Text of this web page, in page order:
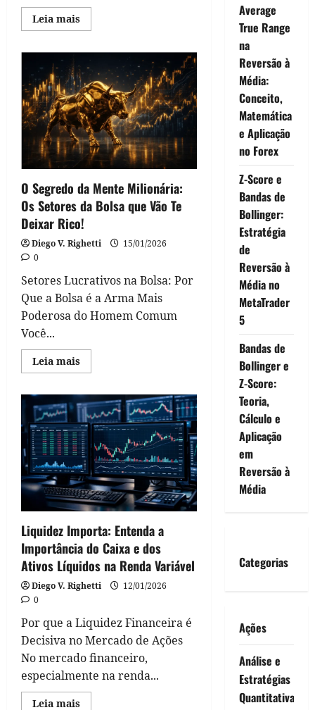
Leia maisRead
more
ao
Mercado
de
Ações:
primeiros
passos
para
investir
O Segredo da Mente Milionária:
Os Setores da Bolsa que Vão Te
Deixar Rico!
Diego V. Righetti
15/01/2026
0
Setores Lucrativos na Bolsa: Por
Que a Bolsa é a Arma Mais
Poderosa do Homem Comum
Você...
Leia maisRead
more
Segredo
da
Mente
Milionária:
Os
Setores
da
Bolsa
que
Vão
Te
Deixar
Liquidez Importa: Entenda a
Importância do Caixa e dos
Ativos Líquidos na Renda Variável
Diego V. Righetti
12/01/2026
0
Por que a Liquidez Financeira é
Decisiva no Mercado de Ações
No mercado financeiro,
especialmente na renda...
Leia maisRead
Average
True Range
na
Reversão à
Média:
Conceito,
Matemática
e Aplicação
no Forex
Z-Score e
Bandas de
Bollinger:
Estratégia
de
Reversão à
Média no
MetaTrader
5
Bandas de
Bollinger e
Z-Score:
Teoria,
Cálculo e
Aplicação
em
Reversão à
Média
Categorias
Ações
Análise e
Estratégias
Quantitativa